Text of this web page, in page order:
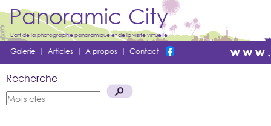
Panoramic City
L'art de la photographie panoramique et de la visite virtuelle
Galerie | Articles | A propos | Contact
Recherche